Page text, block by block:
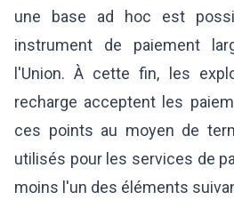
une base ad hoc est
instrument de paiement
l'Union. À cette fin, les
recharge acceptent les
ces points au moyen de
utilisés pour les services de
moins l'un des éléments